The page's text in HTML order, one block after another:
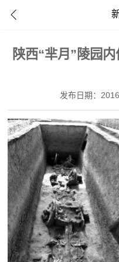
陕西“芈月”陵园
发布日期：